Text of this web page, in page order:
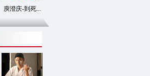
庾澄庆-到死...